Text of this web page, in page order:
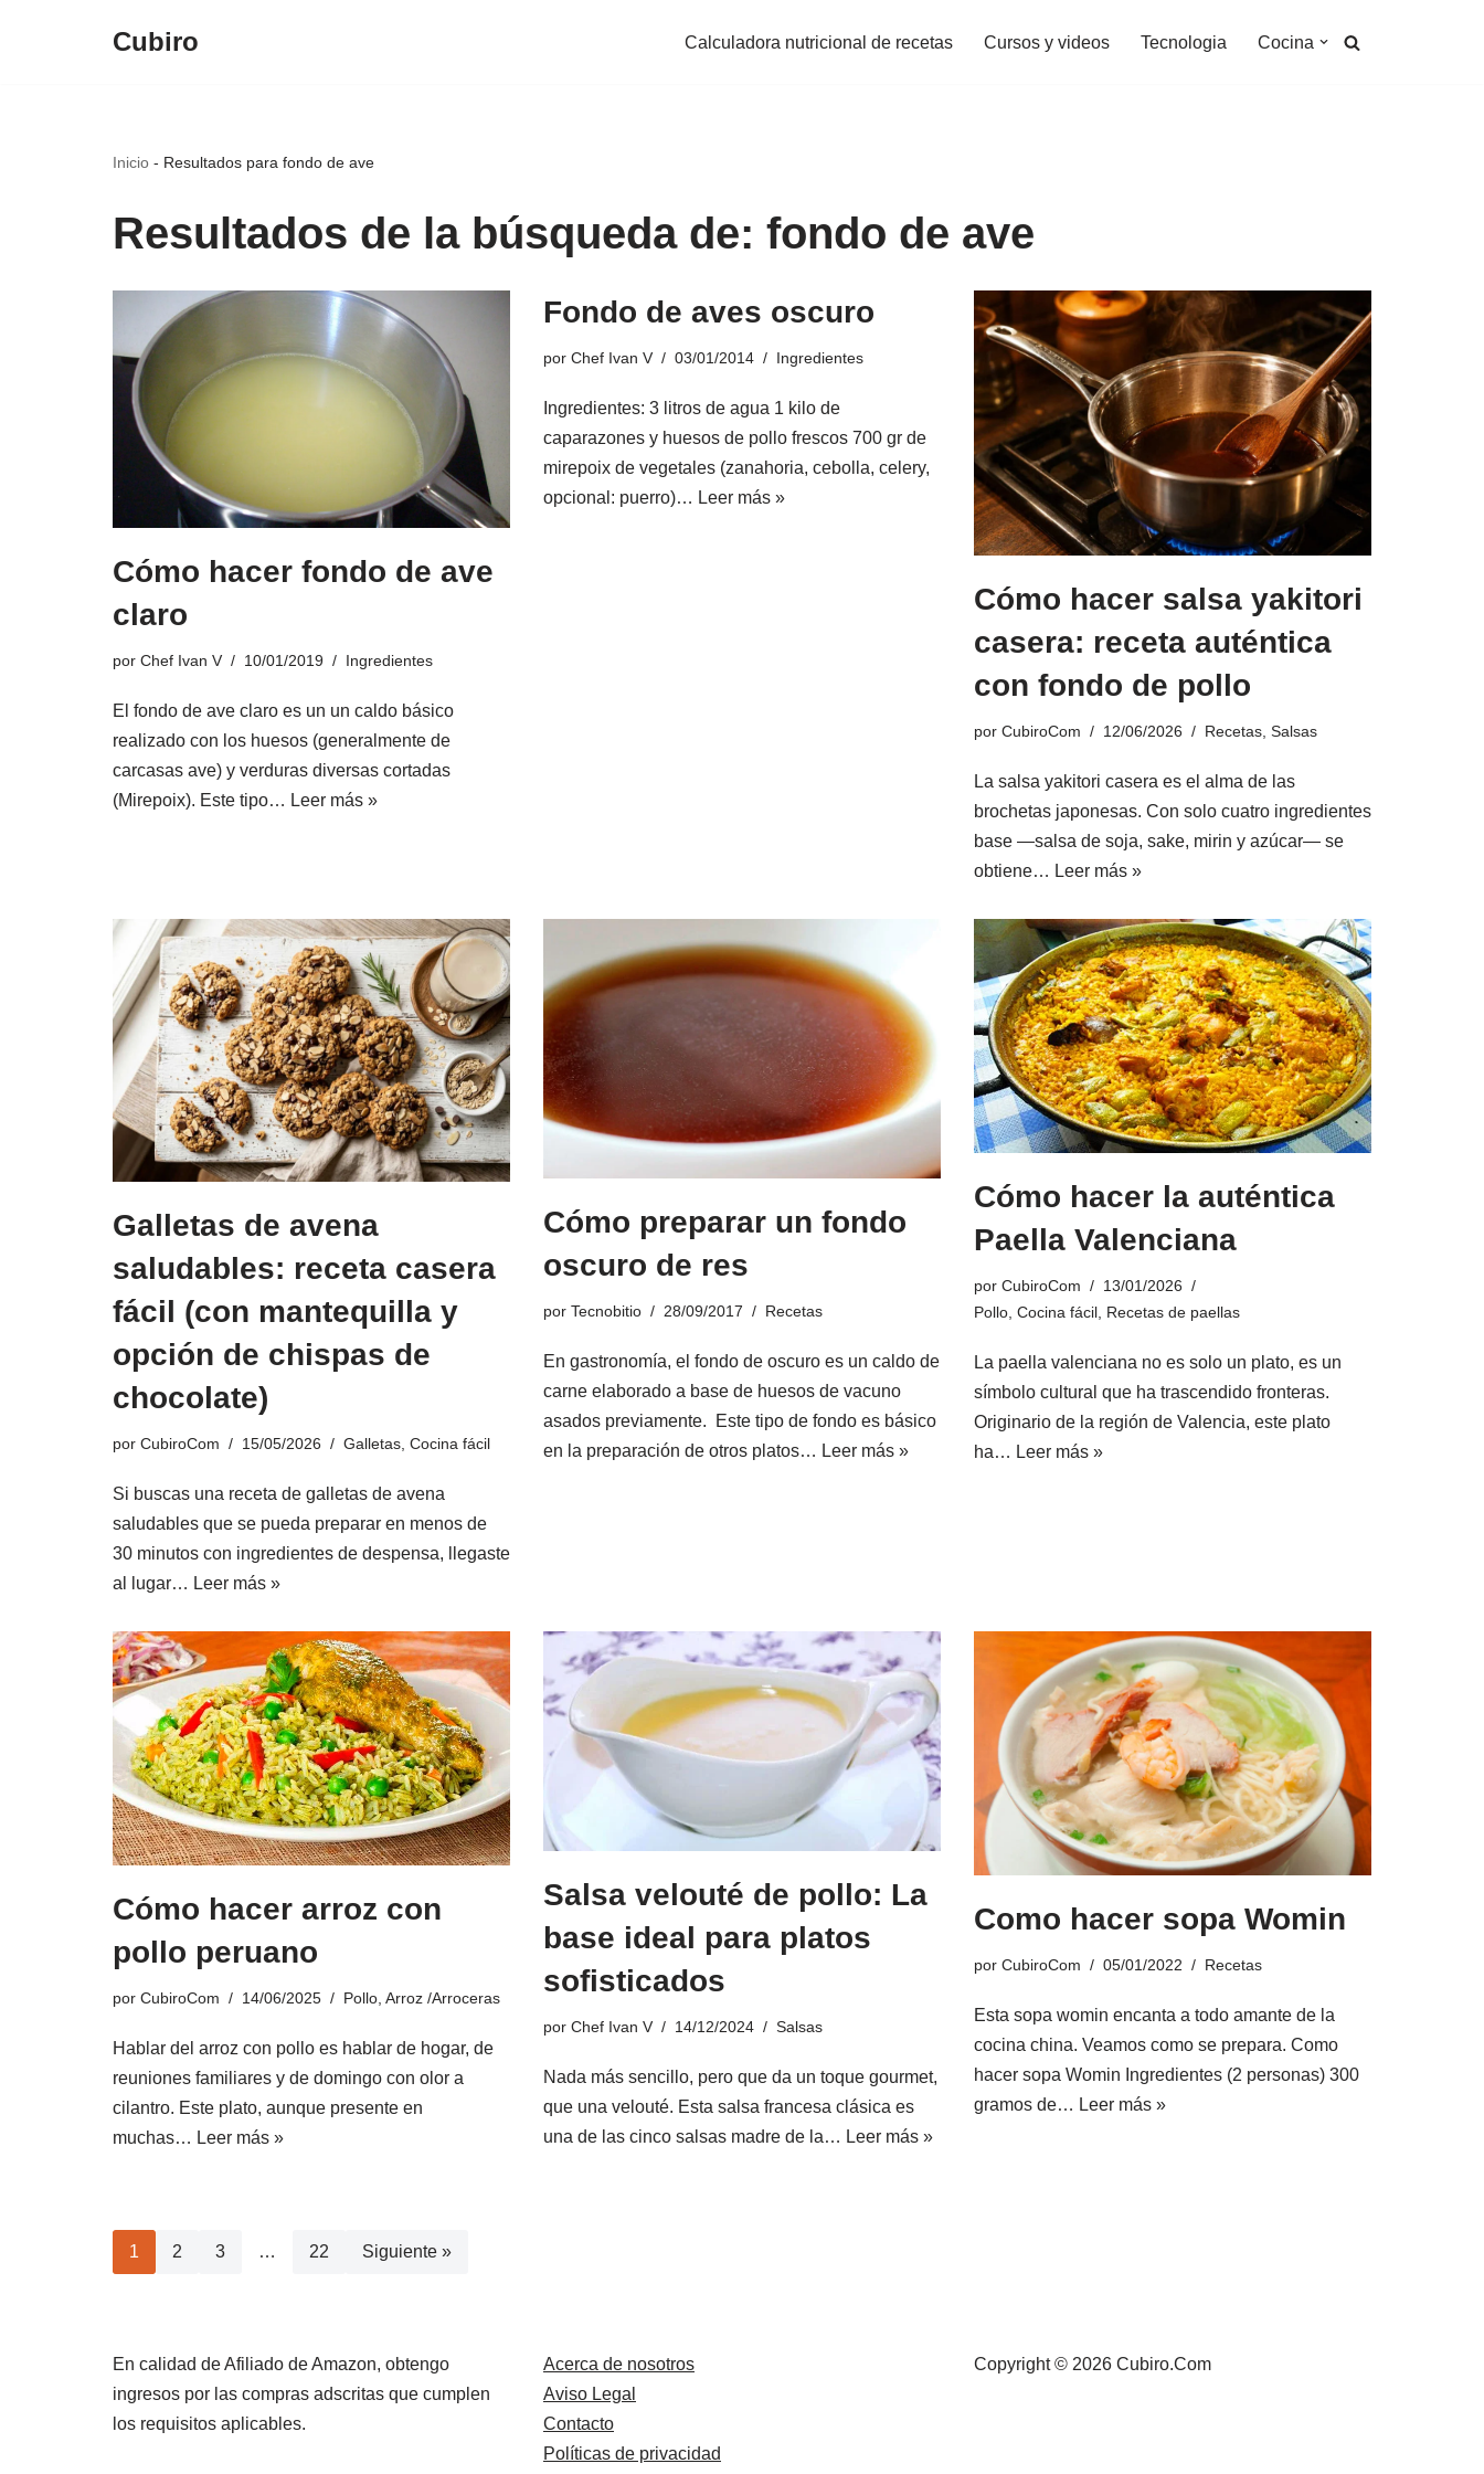
Cubiro Calculadora nutricional de recetas Cursos y videos Tecnologia Cocina
Inicio - Resultados para fondo de ave
Resultados de la búsqueda de: fondo de ave
Cómo hacer fondo de ave
claro
por Chef Ivan V 10/01/2019 Ingredientes
El fondo de ave claro es un un caldo básico
realizado con los huesos (generalmente de
carcasas ave) y verduras diversas cortadas
(Mirepoix).​ Este tipo… Leer más »
Fondo de aves oscuro
por Chef Ivan V 03/01/2014 Ingredientes
Ingredientes: 3 litros de agua 1 kilo de
caparazones y huesos de pollo frescos 700 gr de
mirepoix de vegetales (zanahoria, cebolla, celery,
opcional: puerro)… Leer más »
Cómo hacer salsa yakitori
casera: receta auténtica
con fondo de pollo
por CubiroCom 12/06/2026 Recetas Salsas
La salsa yakitori casera es el alma de las
brochetas japonesas. Con solo cuatro ingredientes
base —salsa de soja, sake, mirin y azúcar— se
obtiene… Leer más »
Galletas de avena
saludables: receta casera
fácil (con mantequilla y
opción de chispas de
chocolate)
por CubiroCom 15/05/2026 Galletas Cocina fácil
Si buscas una receta de galletas de avena
saludables que se pueda preparar en menos de
30 minutos con ingredientes de despensa, llegaste
al lugar… Leer más »
Cómo preparar un fondo
oscuro de res
por Tecnobitio 28/09/2017 Recetas
En gastronomía, el fondo de oscuro es un caldo de
carne elaborado a base de huesos de vacuno
asados previamente. Este tipo de fondo es básico
en la preparación de otros platos… Leer más »
Cómo hacer la auténtica
Paella Valenciana
por CubiroCom
13/01/2026
Pollo, Cocina fácil, Recetas de paellas
La paella valenciana no es solo un plato, es un
símbolo cultural que ha trascendido fronteras.
Originario de la región de Valencia, este plato
ha… Leer más »
Cómo hacer arroz con
pollo peruano
por CubiroCom 14/06/2025 Pollo Arroz /Arroceras
Hablar del arroz con pollo es hablar de hogar, de
reuniones familiares y de domingo con olor a
cilantro. Este plato, aunque presente en
muchas… Leer más »
Salsa velouté de pollo: La
base ideal para platos
sofisticados
por Chef Ivan V 14/12/2024 Salsas
Nada más sencillo, pero que da un toque gourmet,
que una velouté. Esta salsa francesa clásica es
una de las cinco salsas madre de la… Leer más »
Como hacer sopa Womin
por CubiroCom 05/01/2022 Recetas
Esta sopa womin encanta a todo amante de la
cocina china. Veamos como se prepara. Como
hacer sopa Womin Ingredientes (2 personas) 300
gramos de… Leer más »
1 2 3 … 22 Siguiente »
En calidad de Afiliado de Amazon, obtengo
ingresos por las compras adscritas que cumplen
los requisitos aplicables.
Acerca de nosotros
Aviso Legal
Contacto
Políticas de privacidad
Copyright © 2026 Cubiro.Com